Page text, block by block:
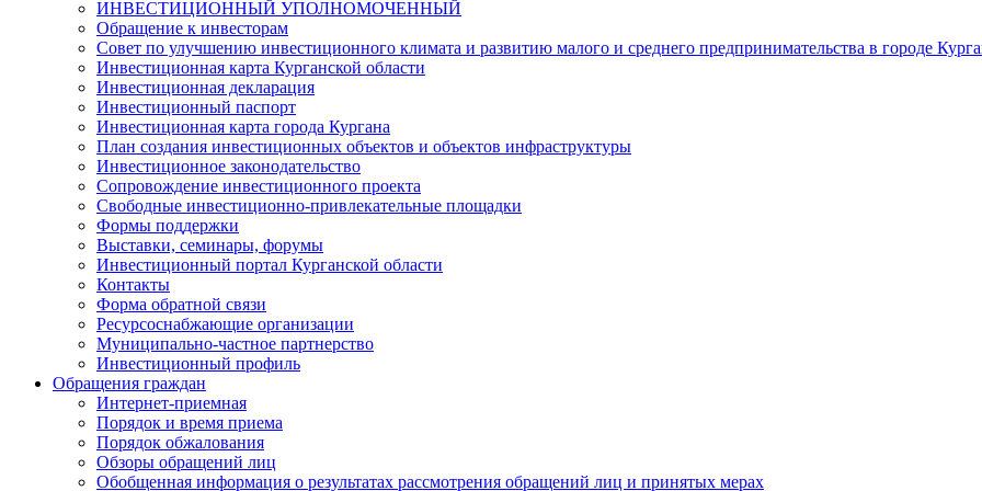
ИНВЕСТИЦИОННЫЙ УПОЛНОМОЧЕННЫЙ
Обращение к инвесторам
Совет по улучшению инвестиционного климата и развитию малого и среднего предпринимательства в городе
Инвестиционная карта Курганской области
Инвестиционная декларация
Инвестиционный паспорт
Инвестиционная карта города Кургана
План создания инвестиционных объектов и объектов инфраструктуры
Инвестиционное законодательство
Сопровождение инвестиционного проекта
Свободные инвестиционно-привлекательные площадки
Формы поддержки
Выставки, семинары, форумы
Инвестиционный портал Курганской области
Контакты
Форма обратной связи
Ресурсоснабжающие организации
Муниципально-частное партнерство
Инвестиционный профиль
Обращения граждан
Интернет-приемная
Порядок и время приема
Порядок обжалования
Обзоры обращений лиц
Обобщенная информация о результатах рассмотрения обращений лиц и принятых мерах